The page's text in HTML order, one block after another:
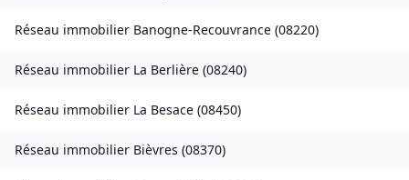
Réseau immobilier Banogne-Recouvrance (08220)
Réseau immobilier La Berlière (08240)
Réseau immobilier La Besace (08450)
Réseau immobilier Bièvres (08370)